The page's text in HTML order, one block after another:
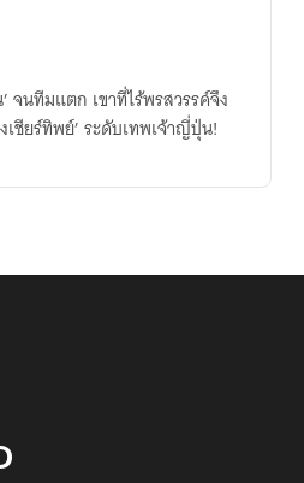
จนทีมแตก เขาที่ไร้พรสวรรค์จึง
ชียร์ทิพย์’ ระดับเทพเจ้าญี่ปุ่น!